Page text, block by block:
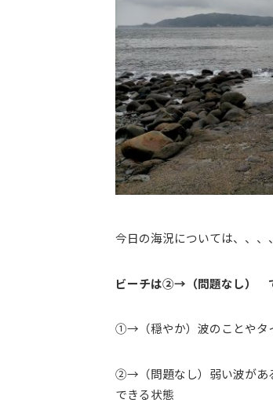
今日の海況については、、、
ビーチは②→（問題なし）
①→（穏やか）波のことやタ
②→（問題なし）弱い波があ
できる状態